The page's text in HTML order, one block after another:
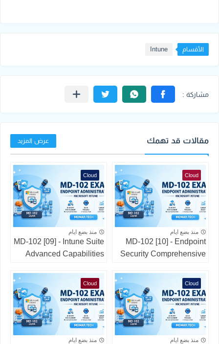
الأقسام Intune
مقالات قد تهمك عرض المزيد
Cloud
منذ بضع ايام
MD-102 [10] - Endpoint
Security Comprehensive
Cloud
منذ بضع ايام
MD-102 [09] - Intune Suite
Advanced Capabilities
Cloud
منذ بضع ايام
Cloud
منذ بضع ايام